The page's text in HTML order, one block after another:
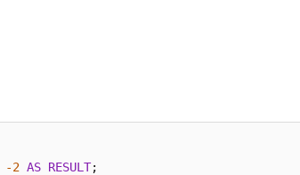
-2 AS RESULT;